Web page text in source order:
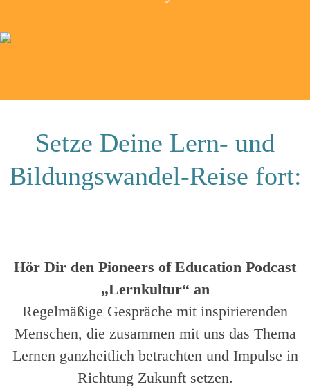
Setze Deine Lern- und
Bildungswandel-Reise fort:
Hör Dir den Pioneers of Education Podcast
„Lernkultur“ an
Regelmäßige Gespräche mit inspirierenden
Menschen, die zusammen mit uns das Thema
Lernen ganzheitlich betrachten und Impulse in
Richtung Zukunft setzen.